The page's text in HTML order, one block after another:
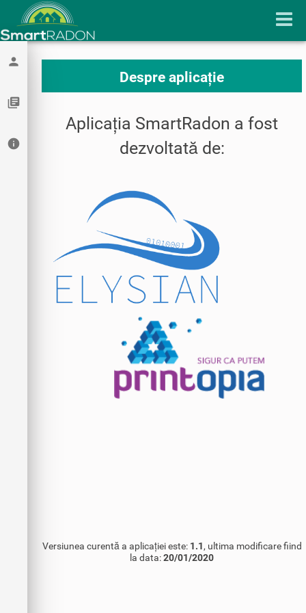
person
library_books
info
Despre aplicație
Aplicația SmartRadon a fost
dezvoltată de:
Versiunea curentă a aplicației este: 1.1, ultima modificare fiind
la data:20/01/2020